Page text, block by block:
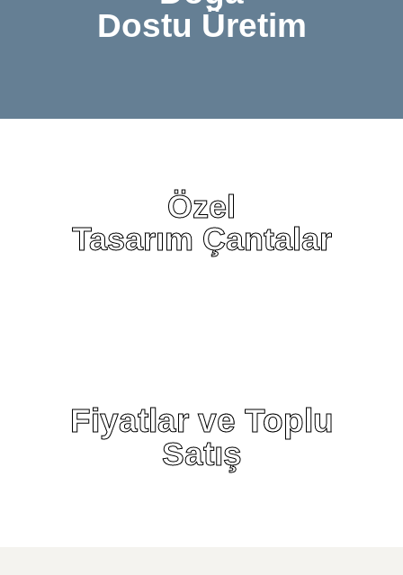
Dostu Üretim
Özel
Tasarım Çantalar
Fiyatlar ve Toplu
Satış